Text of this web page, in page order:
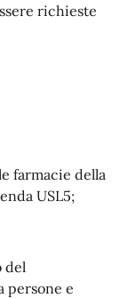
richieste
farmacie della
USL5;
del
persone e